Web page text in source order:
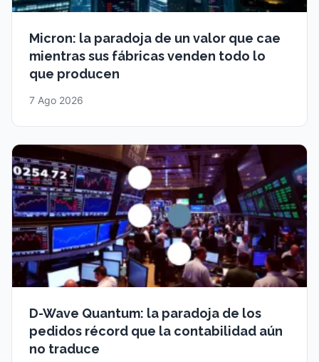
Micron: la paradoja de un valor que cae
mientras sus fábricas venden todo lo
que producen
7 Ago 2026
D-Wave Quantum: la paradoja de los
pedidos récord que la contabilidad aún
no traduce